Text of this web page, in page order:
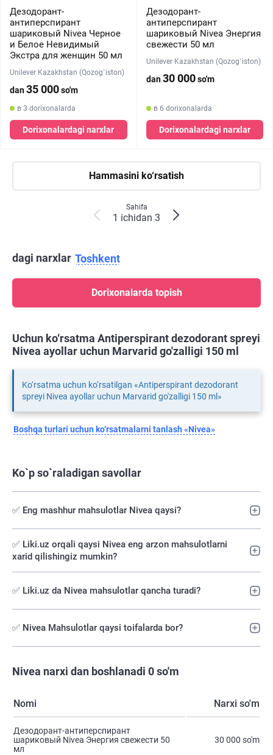
Дезодорант-
антиперспирант
шариковый Nivea Черное
и Белое Невидимый
Экстра для женщин 50 мл
Unilever Kazakhstan (Qozog`iston)
dan35 000so'm
в 3 dorixonalarda
Dorixonalardagi narxlar
Дезодорант-
антиперспирант
шариковый Nivea Энергия
свежести 50 мл
Unilever Kazakhstan (Qozog`iston)
dan30 000so'm
в 6 dorixonalarda
Dorixonalardagi narxlar
Hammasini ko‘rsatish
Sahifa
1 ichidan 3
dagi narxlar Toshkent
Dorixonalarda topish
Uchun ko‘rsatma Antiperspirant dezodorant spreyi
Nivea ayollar uchun Marvarid go'zalligi 150 ml
Ko‘rsatma uchun ko‘rsatilgan «Antiperspirant dezodorant
spreyi Nivea ayollar uchun Marvarid go'zalligi 150 ml»
Boshqa turlari uchun ko‘rsatmalarni tanlash «Nivea»
Ko`p so`raladigan savollar
✅ Eng mashhur mahsulotlar Nivea qaysi?
✅️ Liki.uz orqali qaysi Nivea eng arzon mahsulotlarni
xarid qilishingiz mumkin?
✅ Liki.uz da Nivea mahsulotlar qancha turadi?
✅ Nivea Mahsulotlar qaysi toifalarda bor?
Nivea narxi dan boshlanadi 0 so'm
Nomi Narxi so'm
Дезодорант-антиперспирант
шариковый Nivea Энергия свежести 50
мл
30 000 so'm